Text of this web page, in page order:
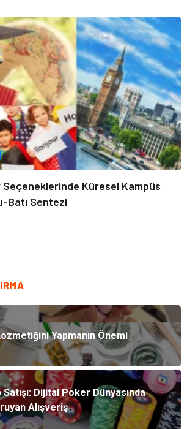
Küresel Kampüs
Batı Sentezi
Yapmanın Önemi
Dijital Poker Dünyasında
Alışveriş